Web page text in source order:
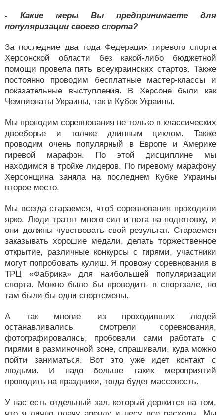
- Какие меры Вы предпринимаете для
популяризации своего спорта?
За последние два года Федерация гиревого спорта
Херсонской области без какой-либо бюджетной
помощи провела пять всеукраинских стартов. Также
постоянно проводим бесплатные мастер-классы и
показательные выступления. В Херсоне были как
Чемпионаты Украины, так и Кубок Украины.
Мы проводим соревнования не только в классических
двоеборье и толчке длинным циклом. Также
проводим очень популярный в Европе и Америке
гиревой марафон. По этой дисциплине мы
находимся в тройке лидеров. По гиревому марафону
Херсонщина заняла на последнем Кубке Украины
второе место.
Мы всегда стараемся, чтоб соревнования проходили
ярко. Люди тратят много сил и пота на подготовку, и
они должны чувствовать свой результат. Стараемся
заказывать хорошие медали, делать торжественное
открытие, различные конкурсы с гирями, участники
могут попробовать кулиш. Я провожу соревнования в
ТРЦ «Фабрика» для наибольшей популяризации
спорта. Можно было бы проводить в спортзале, но
там были бы одни спортсмены.
А так многие из проходивших людей
останавливались, смотрели соревнования,
фотографировались, пробовали сами работать с
гирями в разминочной зоне, спрашивали, куда можно
пойти заниматься. Вот это уже идет контакт с
людьми. И надо больше таких мероприятий
проводить на праздники, тогда будет массовость.
У нас есть отдельный зал, который держится на том,